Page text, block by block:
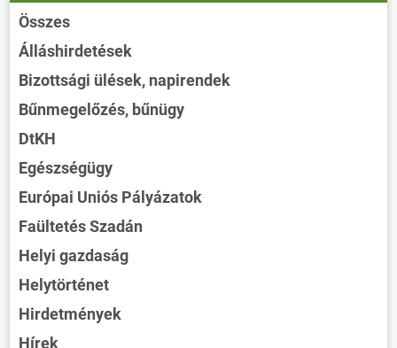
Összes
Álláshirdetések
Bizottsági ülések, napirendek
Bűnmegelőzés, bűnügy
DtKH
Egészségügy
Európai Uniós Pályázatok
Faültetés Szadán
Helyi gazdaság
Helytörténet
Hirdetmények
Hírek